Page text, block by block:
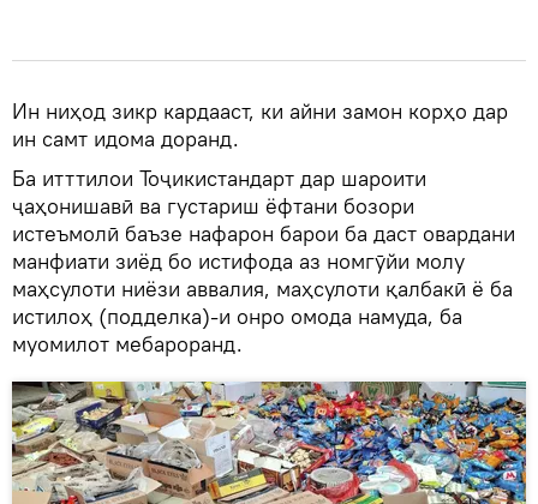
Ин ниҳод зикр кардааст, ки айни замон корҳо дар
ин самт идома доранд.
Ба итттилои Тоҷикистандарт дар шароити
ҷаҳонишавӣ ва густариш ёфтани бозори
истеъмолӣ баъзе нафарон барои ба даст овардани
манфиати зиёд бо истифода аз номгӯйи молу
маҳсулоти ниёзи аввалия, маҳсулоти қалбакӣ ё ба
истилоҳ (подделка)-и онро омода намуда, ба
муомилот мебароранд.